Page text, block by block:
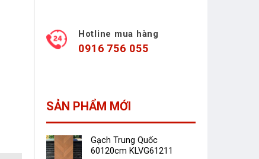
Hotline mua hàng
0916 756 055
SẢN PHẨM MỚI
Gạch Trung Quốc
60120cm KLVG61211